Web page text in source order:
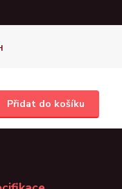
Přidat do košíku